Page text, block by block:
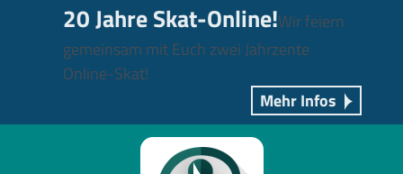
20 Jahre Skat-Online!Wir feiern
gemeinsam mit Euch zwei Jahrzente
Online-Skat!
Mehr Infos